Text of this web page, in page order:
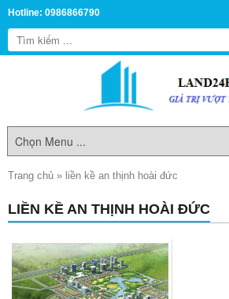
Hotline: 0986866790
Trang chủ » liền kề an thịnh hoài đức
LIỀN KỀ AN THỊNH HOÀI ĐỨC